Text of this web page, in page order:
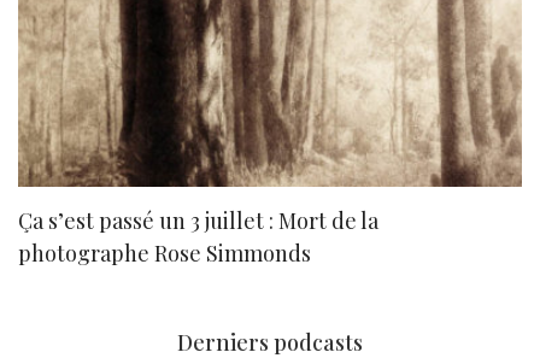
Ça s’est passé un 3 juillet : Mort de la
photographe Rose Simmonds
Derniers podcasts